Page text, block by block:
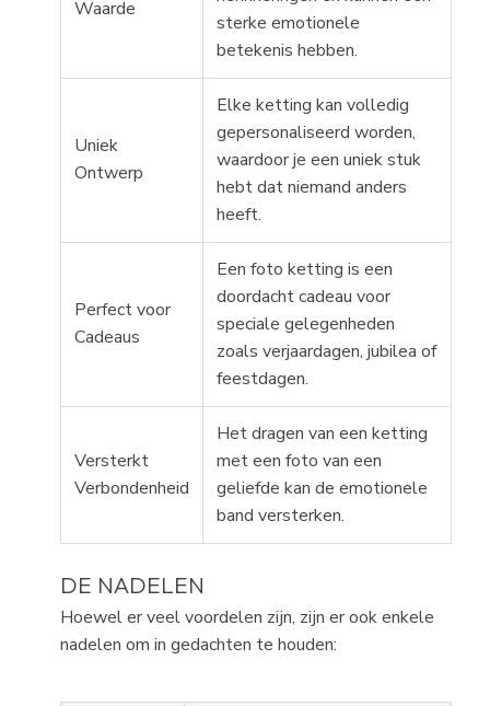
Waarde
sterke emotionele
betekenis hebben.
Uniek
Ontwerp
Elke ketting kan volledig
gepersonaliseerd worden,
waardoor je een uniek stuk
hebt dat niemand anders
heeft.
Perfect voor
Cadeaus
Een foto ketting is een
doordacht cadeau voor
speciale gelegenheden
zoals verjaardagen, jubilea of
feestdagen.
Versterkt
Verbondenheid
Het dragen van een ketting
met een foto van een
geliefde kan de emotionele
band versterken.
DE NADELEN
Hoewel er veel voordelen zijn, zijn er ook enkele
nadelen om in gedachten te houden: